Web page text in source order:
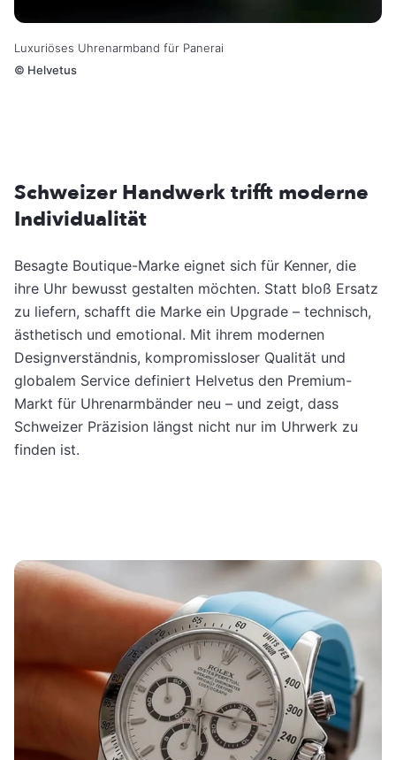
Luxuriöses Uhrenarmband für Panerai
© Helvetus
Schweizer Handwerk trifft moderne
Individualität
Besagte Boutique-Marke eignet sich für Kenner, die
ihre Uhr bewusst gestalten möchten. Statt bloß Ersatz
zu liefern, schafft die Marke ein Upgrade – technisch,
ästhetisch und emotional. Mit ihrem modernen
Designverständnis, kompromissloser Qualität und
globalem Service definiert Helvetus den Premium-
Markt für Uhrenarmbänder neu – und zeigt, dass
Schweizer Präzision längst nicht nur im Uhrwerk zu
finden ist.